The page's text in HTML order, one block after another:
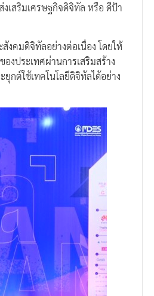
เสริมเศรษฐกิจดิจิทัล หรือ ดีป้า
งคมดิจิทัลอย่างต่อเนื่อง โดยให้
ประเทศผ่านการเสริมสร้าง
กต์ใช้เทคโนโลยีดิจิทัลได้อย่าง